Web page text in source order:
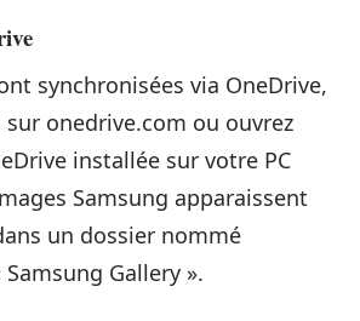
synchronisées via OneDrive,
sur onedrive.com ou ouvrez
installée sur votre PC
Samsung apparaissent
un dossier nommé
Gallery ».